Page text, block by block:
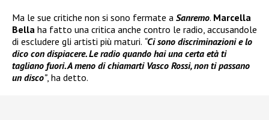
Ma le sue critiche non si sono fermate a Sanremo. Marcella
Bella ha fatto una critica anche contro le radio, accusandole
di escludere gli artisti più maturi. “Ci sono discriminazioni e lo
dico con dispiacere. Le radio quando hai una certa età ti
tagliano fuori. A meno di chiamarti Vasco Rossi, non ti passano
un disco”, ha detto.